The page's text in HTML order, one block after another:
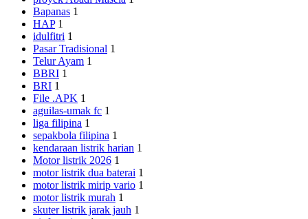
Bapanas 1
HAP 1
idulfitri 1
Pasar Tradisional 1
Telur Ayam 1
BBRI 1
BRI 1
File .APK 1
aguilas-umak fc 1
liga filipina 1
sepakbola filipina 1
kendaraan listrik harian 1
Motor listrik 2026 1
motor listrik dua baterai 1
motor listrik mirip vario 1
motor listrik murah 1
skuter listrik jarak jauh 1